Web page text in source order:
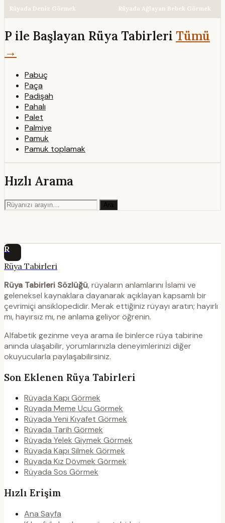
Rüyada Deniz Görmek Rüyada Ağlayan Bebek Görmek
P ile Başlayan Rüya Tabirleri Tümü
→
Pabuç
Paça
Padişah
Pahalı
Palet
Palmiye
Pamuk
Pamuk toplamak
Hızlı Arama
Ara
R
Rüya Tabirleri
Rüya Tabirleri Sözlüğü, rüyaların anlamlarını İslami ve
geleneksel kaynaklara dayanarak açıklayan kapsamlı bir
çevrimiçi ansiklopedidir. Merak ettiğiniz rüyayı aratın; hayırlı
mı, hayırsız mı, ne anlama geliyor öğrenin.
Alfabetik gezinme veya arama ile binlerce rüya tabirine
anında ulaşabilir, yorumlarınızla deneyimlerinizi diğer
okuyucularla paylaşabilirsiniz.
Son Eklenen Rüya Tabirleri
Rüyada Kapı Görmek
Rüyada Meme Ucu Görmek
Rüyada Yeni Kıyafet Görmek
Rüyada Tarih Görmek
Rüyada Yelek Giymek Görmek
Rüyada Kapı Silmek Görmek
Rüyada Kız Dövmek Görmek
Rüyada Sos Görmek
Hızlı Erişim
Ana Sayfa